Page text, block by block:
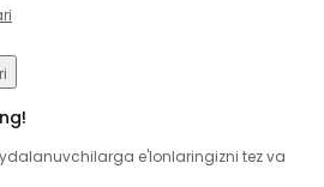
e'lonlaringizni tez va